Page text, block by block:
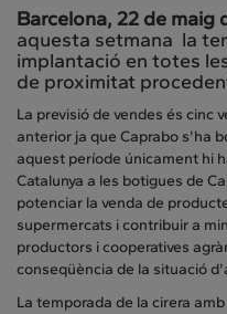
Barcelona, 22 de maig
aquesta setmana la
implantació en totes
de proximitat
La previsió de vendes és cinc
anterior ja que Caprabo s'ha
aquest període únicament hi
Catalunya a les botigues de
potenciar la venda de
supermercats i contribuir a
productors i cooperatives
conseqüència de la situació
La temporada de la cirera